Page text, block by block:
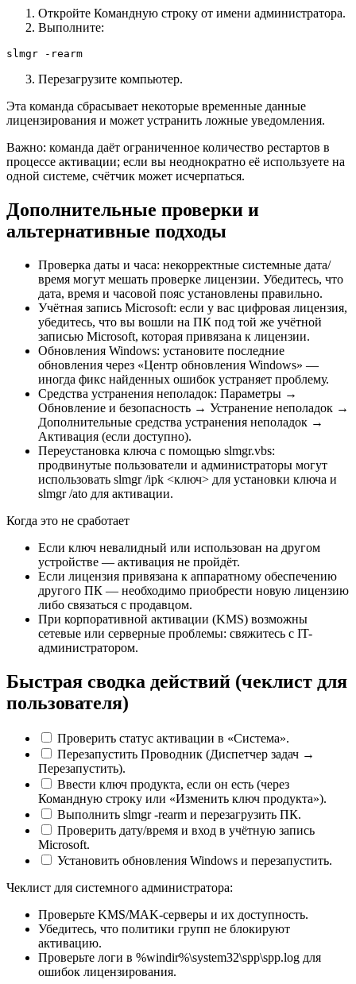
Откройте Командную строку от имени администратора.
Выполните:
slmgr -rearm
Перезагрузите компьютер.
Эта команда сбрасывает некоторые временные данные
лицензирования и может устранить ложные уведомления.
Важно: команда даёт ограниченное количество рестартов в
процессе активации; если вы неоднократно её используете на
одной системе, счётчик может исчерпаться.
Дополнительные проверки и
альтернативные подходы
Проверка даты и часа: некорректные системные дата/
время могут мешать проверке лицензии. Убедитесь, что
дата, время и часовой пояс установлены правильно.
Учётная запись Microsoft: если у вас цифровая лицензия,
убедитесь, что вы вошли на ПК под той же учётной
записью Microsoft, которая привязана к лицензии.
Обновления Windows: установите последние
обновления через «Центр обновления Windows» —
иногда фикс найденных ошибок устраняет проблему.
Средства устранения неполадок: Параметры →
Обновление и безопасность → Устранение неполадок →
Дополнительные средства устранения неполадок →
Активация (если доступно).
Переустановка ключа с помощью slmgr.vbs:
продвинутые пользователи и администраторы могут
использовать slmgr /ipk <ключ> для установки ключа и
slmgr /ato для активации.
Когда это не сработает
Если ключ невалидный или использован на другом
устройстве — активация не пройдёт.
Если лицензия привязана к аппаратному обеспечению
другого ПК — необходимо приобрести новую лицензию
либо связаться с продавцом.
При корпоративной активации (KMS) возможны
сетевые или серверные проблемы: свяжитесь с IT-
администратором.
Быстрая сводка действий (чеклист для
пользователя)
Проверить статус активации в «Система».
Перезапустить Проводник (Диспетчер задач →
Перезапустить).
Ввести ключ продукта, если он есть (через
Командную строку или «Изменить ключ продукта»).
Выполнить slmgr -rearm и перезагрузить ПК.
Проверить дату/время и вход в учётную запись
Microsoft.
Установить обновления Windows и перезапустить.
Чеклист для системного администратора:
Проверьте KMS/MAK-серверы и их доступность.
Убедитесь, что политики групп не блокируют
активацию.
Проверьте логи в %windir%\system32\spp\spp.log для
ошибок лицензирования.